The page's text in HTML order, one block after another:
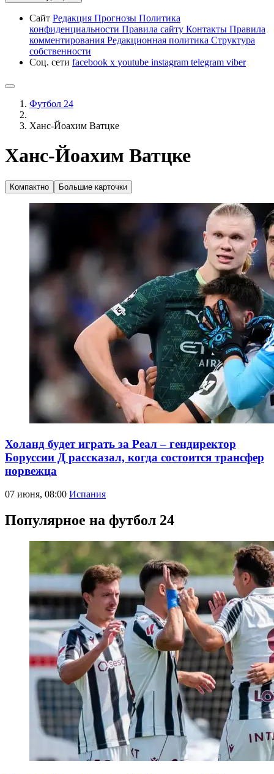
Сайт Редакция Прогнозы Политика
конфиденциальности Правила сайту Контакты Правила
комментирования Редакционная политика Структура
собственности
Соц. сети facebook x youtube instagram telegram viber
Футбол 24
Ханс-Йоахим Ватцке
Ханс-Йоахим Ватцке
Компактно Большие карточки
Холанд будет играть за Реал – гендиректор
Боруссии Д рассказал, когда состоится трансфер
норвежца
07 июня, 08:00 Испания
Популярное на футбол 24